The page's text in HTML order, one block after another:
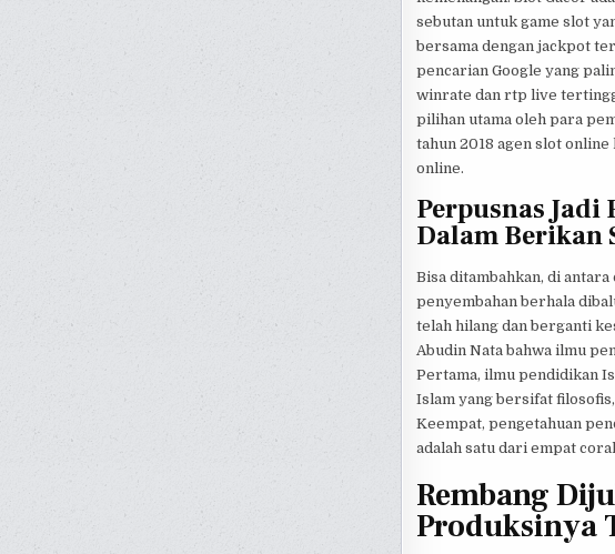
sebutan untuk game slot
bersama dengan jackpot
pencarian Google yang
winrate dan rtp live
pilihan utama oleh para
tahun 2018 agen slot
online.
Perpusnas
Dalam Berikan
Bisa ditambahkan, di
penyembahan berhala
telah hilang dan berganti
Abudin Nata bahwa ilmu
Pertama, ilmu pendidikan
Islam yang bersifat
Keempat, pengetahuan
adalah satu dari empat
Rembang
Produksinya